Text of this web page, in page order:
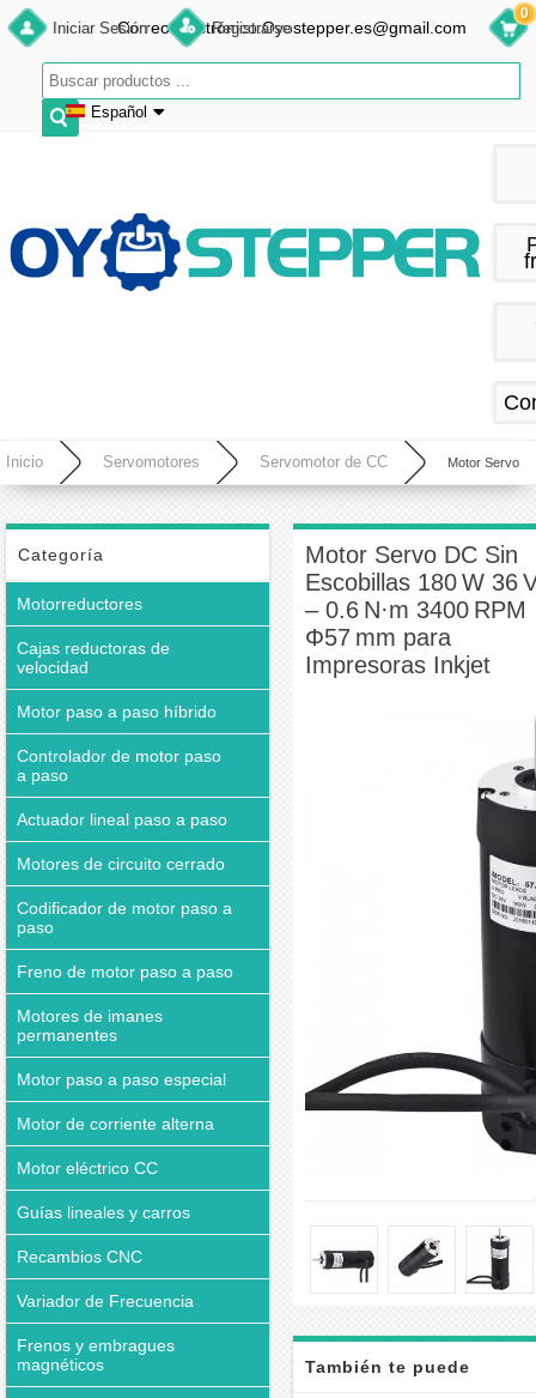
Iniciar Sesión Registrarse
Español
Français
Español
Correo electrónico:Oyostepper.es@gmail.com
0
Inicio Servomotores Servomotor de CC Motor Servo
Categoría
Motorreductores
Cajas reductoras de
velocidad
Motor paso a paso híbrido
Controlador de motor paso
a paso
Actuador lineal paso a paso
Motores de circuito cerrado
Codificador de motor paso a
paso
Freno de motor paso a paso
Motores de imanes
permanentes
Motor paso a paso especial
Motor de corriente alterna
Motor eléctrico CC
Guías lineales y carros
Recambios CNC
Variador de Frecuencia
Frenos y embragues
magnéticos
Motor Servo DC Sin
Escobillas 180 W 36
– 0.6 N·m 3400 RPM
Φ57 mm para
Impresoras Inkjet
También te puede